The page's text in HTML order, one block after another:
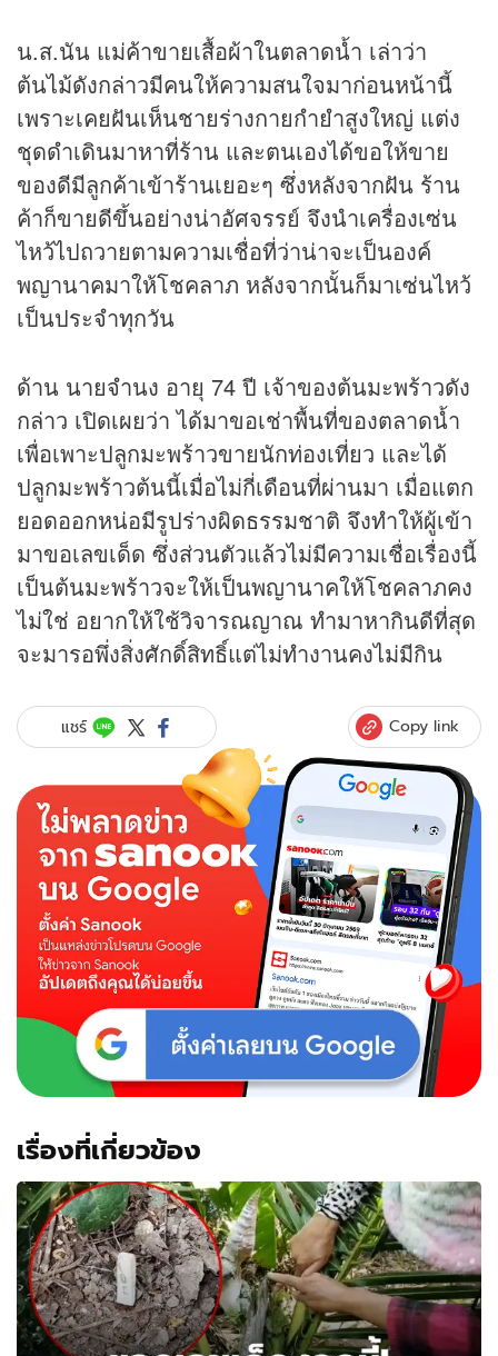
น.ส.นัน แม่ค้าขายเสื้อผ้าในตลาดน้ำ เล่าว่า
ต้นไม้ดังกล่าวมีคนให้ความสนใจมาก่อนหน้านี้
เพราะเคยฝันเห็นชายร่างกายกำยำสูงใหญ่ แต่ง
ชุดดำเดินมาหาที่ร้าน และตนเองได้ขอให้ขาย
ของดีมีลูกค้าเข้าร้านเยอะๆ ซึ่งหลังจากฝัน ร้าน
ค้าก็ขายดีขึ้นอย่างน่าอัศจรรย์ จึงนำเครื่องเซ่น
ไหว้ไปถวายตามความเชื่อที่ว่าน่าจะเป็นองค์
พญานาคมาให้โชคลาภ หลังจากนั้นก็มาเซ่นไหว้
เป็นประจำทุกวัน
ด้าน นายจำนง อายุ 74 ปี เจ้าของต้นมะพร้าวดัง
กล่าว เปิดเผยว่า ได้มาขอเช่าพื้นที่ของตลาดน้ำ
เพื่อเพาะปลูกมะพร้าวขายนักท่องเที่ยว และได้
ปลูกมะพร้าวต้นนี้เมื่อไม่กี่เดือนที่ผ่านมา เมื่อแตก
ยอดออกหน่อมีรูปร่างผิดธรรมชาติ จึงทำให้ผู้เข้า
มาขอเลขเด็ด ซึ่งส่วนตัวแล้วไม่มีความเชื่อเรื่องนี้
เป็นต้นมะพร้าวจะให้เป็นพญานาคให้โชคลาภคง
ไม่ใช่ อยากให้ใช้วิจารณญาณ ทำมาหากินดีที่สุด
จะมารอพึ่งสิ่งศักดิ์สิทธิ์แต่ไม่ทำงานคงไม่มีกิน
แชร์ Copy link
เรื่องที่เกี่ยวข้อง